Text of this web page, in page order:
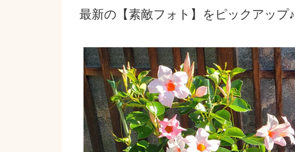
最新の【素敵フォト】をピックアップ♪